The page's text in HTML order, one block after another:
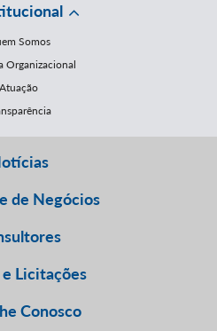
Somos
Organizacional
Atuação
de Negócios
Licitações
Conosco